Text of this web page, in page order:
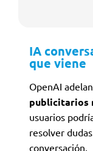
IA
que viene
OpenAI
publicitarios
usuarios
resolver
conversación.